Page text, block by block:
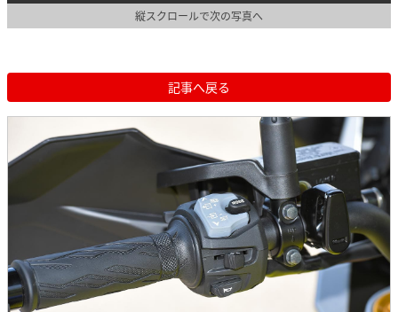
縦スクロールで次の写真へ
記事へ戻る